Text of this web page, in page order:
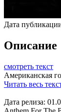
Дата
Описание
смотреть текст
Американская
Читать весь
Дата релиза: